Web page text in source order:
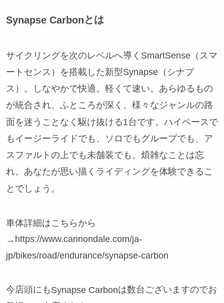
Synapse Carbonとは
サイクリングを次のレベルへ導くSmartSense（スマ
ートセンス）を搭載した新型Synapse（シナプ
ス）。しなやかで快適。軽くて速い。あらゆるもの
が統合され、ふところが深く、様々なジャンルの路
面を迷うことなく駆け抜ける1台です。ハイペースで
もイージーライドでも、ソロでもグループでも、ア
スファルトの上でも未舗装でも。煩雑なことは忘
れ、あなたが思い描くライディングを体験できるこ
とでしょう。
車体詳細はこちらから
→ https://www.cannondale.com/ja-
jp/bikes/road/endurance/synapse-carbon
今店頭にも Synapse Carbonは数台ございますのでお